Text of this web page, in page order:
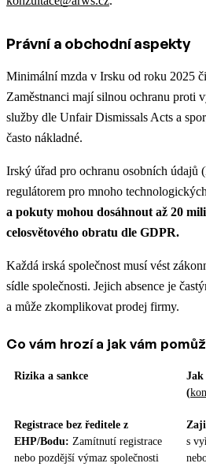
Právní a obchodní aspekty
Minimální mzda v Irsku od roku 2025
Zaměstnanci mají silnou ochranu proti
služby dle Unfair Dismissals Acts a
často nákladné.
Irský úřad pro ochranu osobních údajů
regulátorem pro mnoho
a pokuty mohou dosáhnout až 20
celosvětového obratu dle GDPR.
Každá irská společnost musí vést
sídle společnosti. Jejich absence je
a může zkomplikovat prodej firmy.
Co vám hrozí a jak vám
Rizika a sankce
Jak
(
Registrace bez ředitele z
EHP/Bodu: Zamítnutí registrace
nebo pozdější výmaz společnosti
s